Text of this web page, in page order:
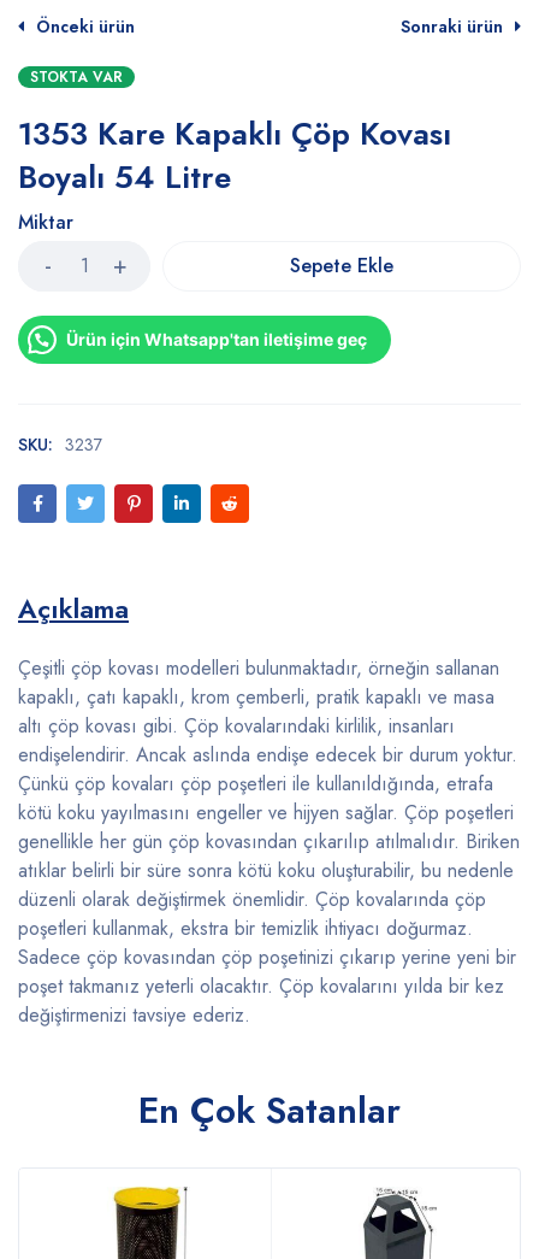
Önceki ürün Sonraki ürün
STOKTA VAR
1353 Kare Kapaklı Çöp Kovası
Boyalı 54 Litre
Miktar
Sepete Ekle
Ürün için Whatsapp'tan iletişime geç
SKU: 3237
Açıklama
Çeşitli çöp kovası modelleri bulunmaktadır, örneğin sallanan
kapaklı, çatı kapaklı, krom çemberli, pratik kapaklı ve masa
altı çöp kovası gibi. Çöp kovalarındaki kirlilik, insanları
endişelendirir. Ancak aslında endişe edecek bir durum yoktur.
Çünkü çöp kovaları çöp poşetleri ile kullanıldığında, etrafa
kötü koku yayılmasını engeller ve hijyen sağlar. Çöp poşetleri
genellikle her gün çöp kovasından çıkarılıp atılmalıdır. Biriken
atıklar belirli bir süre sonra kötü koku oluşturabilir, bu nedenle
düzenli olarak değiştirmek önemlidir. Çöp kovalarında çöp
poşetleri kullanmak, ekstra bir temizlik ihtiyacı doğurmaz.
Sadece çöp kovasından çöp poşetinizi çıkarıp yerine yeni bir
poşet takmanız yeterli olacaktır. Çöp kovalarını yılda bir kez
değiştirmenizi tavsiye ederiz.
En Çok Satanlar